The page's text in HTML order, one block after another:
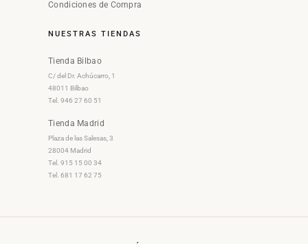
Condiciones de Compra
NUESTRAS TIENDAS
Tienda Bilbao
C/ del Dr. Achúcarro, 1
48011 Bilbao
Tel. 946 27 60 51
Tienda Madrid
Plaza de las Salesas, 3
28004 Madrid
Tel. 915 15 00 34
Tel. 681 17 62 75